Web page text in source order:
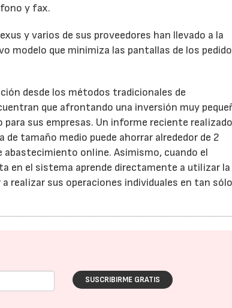
y fax.
y varios de sus proveedores han llevado a la
modelo que minimiza las pantallas de los
desde los métodos tradicionales de
que afrontando una inversión muy
sus empresas. Un informe reciente realizado
de tamaño medio puede ahorrar alrededor de 2
abastecimiento online. Asimismo, cuando el
en el sistema aprende directamente a utilizar la
realizar sus operaciones individuales en tan sólo
SUSCRIBIRME GRATIS